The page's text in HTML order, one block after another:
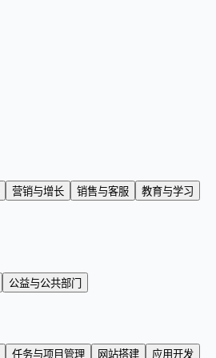
营销与增长 销售与客服
教育与学习
公益与公共部门
任务与项目管理 网站搭建 应用开发